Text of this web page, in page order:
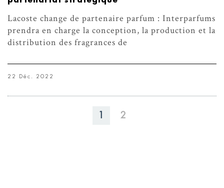
Lacoste change de partenaire parfum : Interparfums
prendra en charge la conception, la production et la
distribution des fragrances de
22 Déc. 2022
1 2